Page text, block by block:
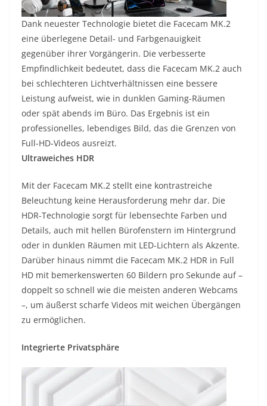
Dank neuester Technologie bietet die Facecam MK.2
eine überlegene Detail- und Farbgenauigkeit
gegenüber ihrer Vorgängerin. Die verbesserte
Empfindlichkeit bedeutet, dass die Facecam MK.2 auch
bei schlechteren Lichtverhältnissen eine bessere
Leistung aufweist, wie in dunklen Gaming-Räumen
oder spät abends im Büro. Das Ergebnis ist ein
professionelles, lebendiges Bild, das die Grenzen von
Full-HD-Videos ausreizt.
Ultraweiches HDR
Mit der Facecam MK.2 stellt eine kontrastreiche
Beleuchtung keine Herausforderung mehr dar. Die
HDR-Technologie sorgt für lebensechte Farben und
Details, auch mit hellen Bürofenstern im Hintergrund
oder in dunklen Räumen mit LED-Lichtern als Akzente.
Darüber hinaus nimmt die Facecam MK.2 HDR in Full
HD mit bemerkenswerten 60 Bildern pro Sekunde auf –
doppelt so schnell wie die meisten anderen Webcams
–, um äußerst scharfe Videos mit weichen Übergängen
zu ermöglichen.
Integrierte Privatsphäre